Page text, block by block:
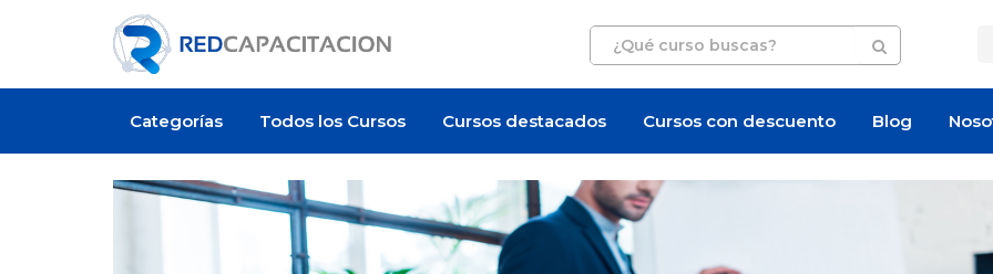
Categorías Todos los Cursos Cursos destacados Cursos con descuento Blog